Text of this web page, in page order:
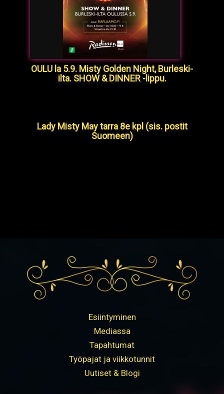
OULU la 5.9. Misty Golden Night, Burleski-
ilta. SHOW & DINNER -lippu.
Lady Misty May tarra 8e kpl (sis. postit
Suomeen)
Esiintyminen
Mediassa
Tapahtumat
Työpajat ja viikkotunnit
Uutiset & Blogi